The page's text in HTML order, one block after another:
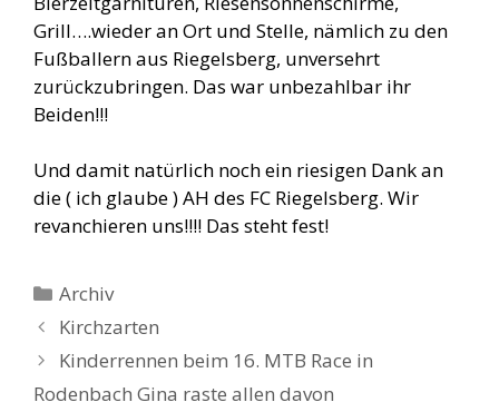
Grill….wieder an Ort und Stelle, nämlich zu den
Fußballern aus Riegelsberg, unversehrt
zurückzubringen. Das war unbezahlbar ihr
Beiden!!!
Und damit natürlich noch ein riesigen Dank an
die ( ich glaube ) AH des FC Riegelsberg. Wir
revanchieren uns!!!! Das steht fest!
Kategorien
Archiv
Kirchzarten
Kinderrennen beim 16. MTB Race in
Rodenbach Gina raste allen davon